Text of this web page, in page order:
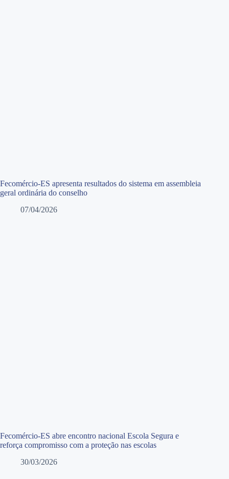
Fecomércio-ES apresenta resultados do sistema em assembleia
geral ordinária do conselho
07/04/2026
Fecomércio-ES abre encontro nacional Escola Segura e
reforça compromisso com a proteção nas escolas
30/03/2026